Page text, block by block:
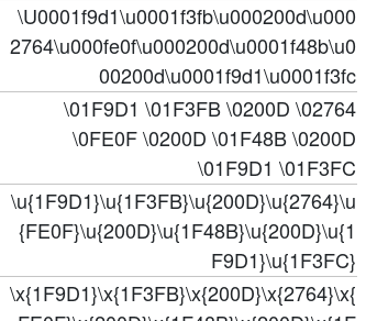
\U0001f9d1\u0001f3fb\u000200d\u000
2764\u000fe0f\u000200d\u0001f48b\u0
00200d\u0001f9d1\u0001f3fc
\01F9D1 \01F3FB \0200D \02764
\0FE0F \0200D \01F48B \0200D
\01F9D1 \01F3FC
\u{1F9D1}\u{1F3FB}\u{200D}\u{2764}\u
{FE0F}\u{200D}\u{1F48B}\u{200D}\u{1
F9D1}\u{1F3FC}
\x{1F9D1}\x{1F3FB}\x{200D}\x{2764}\x{